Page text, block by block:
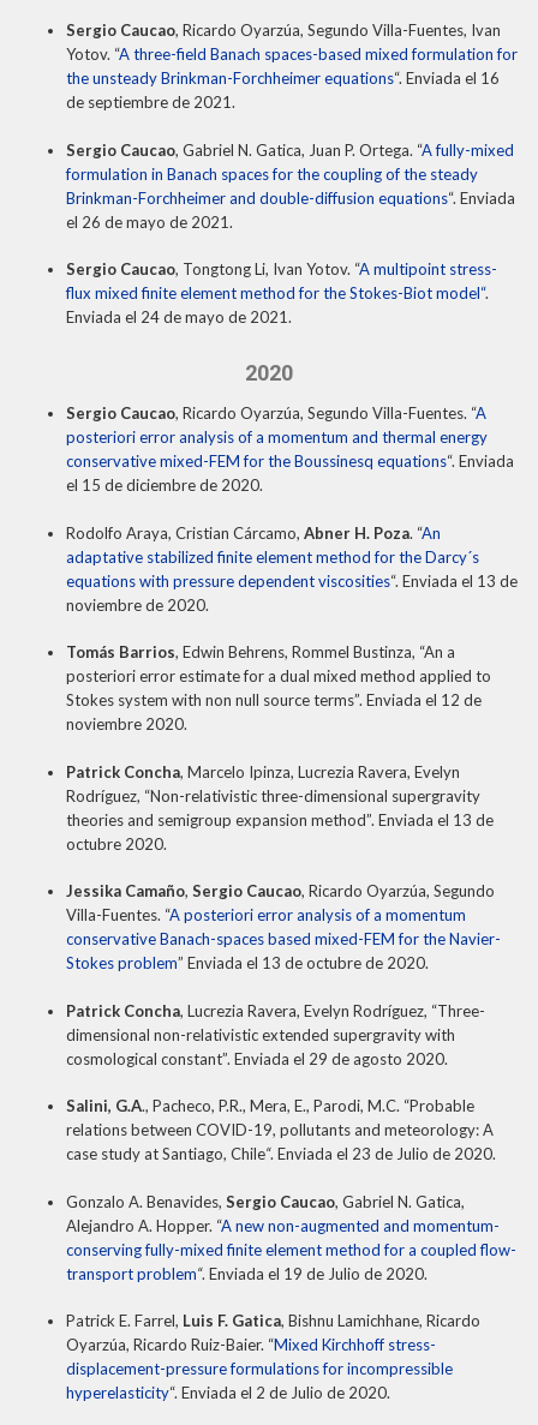
THEP GroupSergio Caucao, Ricardo Oyarzúa, Segundo Villa-Fuentes, Ivan
Yotov. “A three-field Banach spaces-based mixed formulation for
the unsteady Brinkman-Forchheimer equations“. Enviada el 16
de septiembre de 2021.
Sergio Caucao, Gabriel N. Gatica, Juan P. Ortega. “A fully-mixed
formulation in Banach spaces for the coupling of the steady
Brinkman-Forchheimer and double-diffusion equations“. Enviada
el 26 de mayo de 2021.
Sergio Caucao, Tongtong Li, Ivan Yotov. “A multipoint stress-
flux mixed finite element method for the Stokes-Biot model“.
Enviada el 24 de mayo de 2021.
2020
Sergio Caucao, Ricardo Oyarzúa, Segundo Villa-Fuentes. “A
posteriori error analysis of a momentum and thermal energy
conservative mixed-FEM for the Boussinesq equations“. Enviada
el 15 de diciembre de 2020.
Rodolfo Araya, Cristian Cárcamo, Abner H. Poza. “An
adaptative stabilized finite element method for the Darcy´s
equations with pressure dependent viscosities“. Enviada el 13 de
noviembre de 2020.
Tomás Barrios, Edwin Behrens, Rommel Bustinza, “An a
posteriori error estimate for a dual mixed method applied to
Stokes system with non null source terms”. Enviada el 12 de
noviembre 2020.
Patrick Concha, Marcelo Ipinza, Lucrezia Ravera, Evelyn
Rodríguez, “Non-relativistic three-dimensional supergravity
theories and semigroup expansion method”. Enviada el 13 de
octubre 2020.
Jessika Camaño, Sergio Caucao, Ricardo Oyarzúa, Segundo
Villa-Fuentes. “A posteriori error analysis of a momentum
conservative Banach-spaces based mixed-FEM for the Navier-
Stokes problem” Enviada el 13 de octubre de 2020.
Patrick Concha, Lucrezia Ravera, Evelyn Rodríguez, “Three-
dimensional non-relativistic extended supergravity with
cosmological constant”. Enviada el 29 de agosto 2020.
Salini, G.A., Pacheco, P.R., Mera, E., Parodi, M.C. “Probable
relations between COVID-19, pollutants and meteorology: A
case study at Santiago, Chile“. Enviada el 23 de Julio de 2020.
Gonzalo A. Benavides, Sergio Caucao, Gabriel N. Gatica,
Alejandro A. Hopper. “A new non-augmented and momentum-
conserving fully-mixed finite element method for a coupled flow-
transport problem“. Enviada el 19 de Julio de 2020.
Patrick E. Farrel, Luis F. Gatica, Bishnu Lamichhane, Ricardo
Oyarzúa, Ricardo Ruiz-Baier. “Mixed Kirchhoff stress-
displacement-pressure formulations for incompressible
hyperelasticity“. Enviada el 2 de Julio de 2020.